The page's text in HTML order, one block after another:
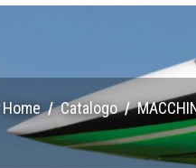
Home Catalogo